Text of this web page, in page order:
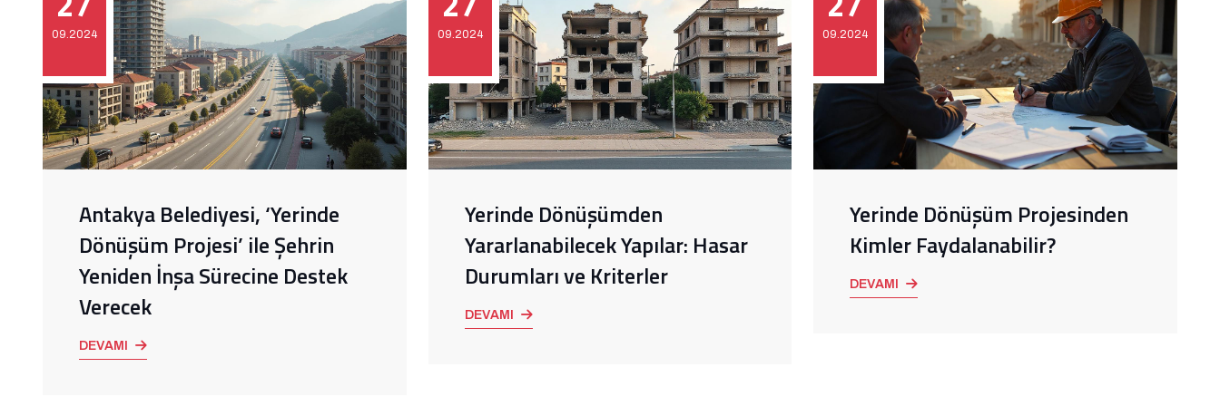
09.2024
Antakya Belediyesi, ‘Yerinde
Dönüşüm Projesi’ ile Şehrin
Yeniden İnşa Sürecine Destek
Verecek
DEVAMI
09.2024
Yerinde Dönüşümden
Yararlanabilecek Yapılar: Hasar
Durumları ve Kriterler
DEVAMI
09.2024
Yerinde Dönüşüm Projesinden
Kimler Faydalanabilir?
DEVAMI